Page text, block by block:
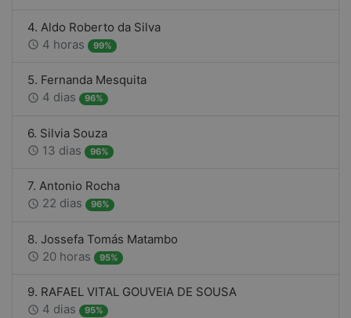
4. Aldo Roberto da Silva
access_time 4 horas 99%
5. Fernanda Mesquita
access_time 4 dias 96%
6. Silvia Souza
access_time 13 dias 96%
7. Antonio Rocha
access_time 22 dias 96%
8. Jossefa Tomás Matambo
access_time 20 horas 95%
9. RAFAEL VITAL GOUVEIA DE SOUSA
access_time 4 dias 95%